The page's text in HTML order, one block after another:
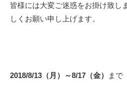
皆様には大変ご迷惑をお掛け致し
しくお願い申し上げます。
2018/8/13（月）～8/17（金） まで